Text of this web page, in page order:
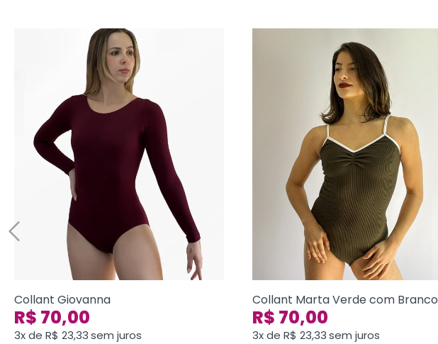
Collant Giovanna
R$ 70,00
3x de R$ 23,33sem juros
Collant Marta Verde com Branco
R$ 70,00
3x de R$ 23,33sem juros